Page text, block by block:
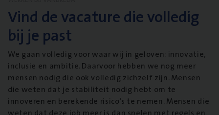
Vind de vacature die volledig
bij je past
We gaan volledig voor waar wij in geloven: innovatie,
inclusie en ambitie. Daarvoor hebben we nog meer
mensen nodig die ook volledig zichzelf zijn. Mensen
die weten dat je stabiliteit nodig hebt om te
innoveren en berekende risico’s te nemen. Mensen die